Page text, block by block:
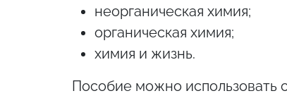
неорганическая химия;
органическая химия;
химия и жизнь.
Пособие можно использовать